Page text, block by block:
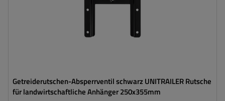
Getreiderutschen-Absperrventil schwarz UNITRAILER Rutsche
für landwirtschaftliche Anhänger 250x355mm